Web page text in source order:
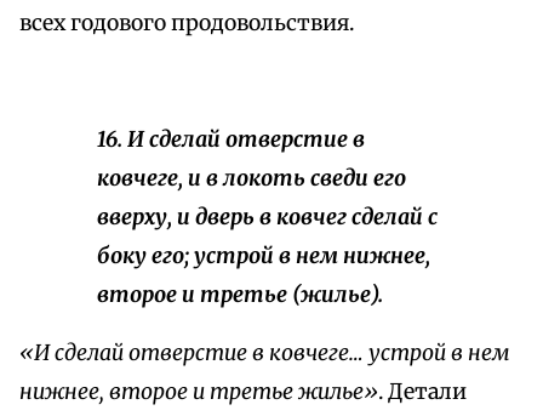
всех годового продовольствия.
16. И сделай отверстие в
ковчеге, и в локоть сведи его
вверху, и дверь в ковчег сделай с
боку его; устрой в нем нижнее,
второе и третье (жилье).
«И сделай отверстие в ковчеге… устрой в нем
нижнее, второе и третье жилье». Детали